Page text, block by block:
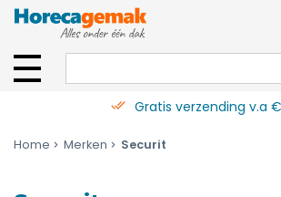
Gratis verzending v.a
Home Merken Securit